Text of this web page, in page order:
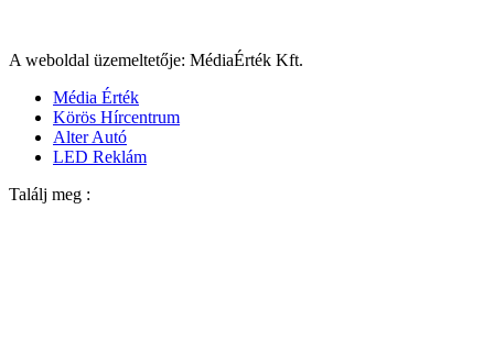
A weboldal üzemeltetője: MédiaÉrték Kft.
Média Érték
Körös Hírcentrum
Alter Autó
LED Reklám
Találj meg :